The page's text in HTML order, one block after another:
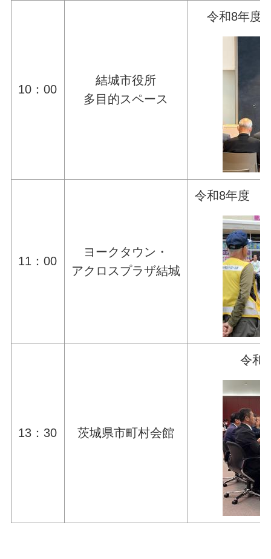
10：00
結城市役所
多目的スペース
令和8年度
11：00
ヨークタウン・
アクロスプラザ結城
令和8年度
13：30 茨城県市町村会館
令和